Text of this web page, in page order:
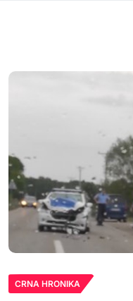
CRNA HRONIKA